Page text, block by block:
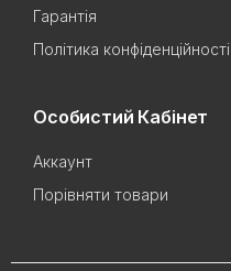
Гарантія
Політика конфіденційності
Особистий Кабінет
Аккаунт
Порівняти товари